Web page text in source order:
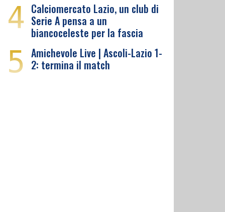
4 Calciomercato Lazio, un club di
Serie A pensa a un
biancoceleste per la fascia
5 Amichevole Live | Ascoli-Lazio 1-
2: termina il match